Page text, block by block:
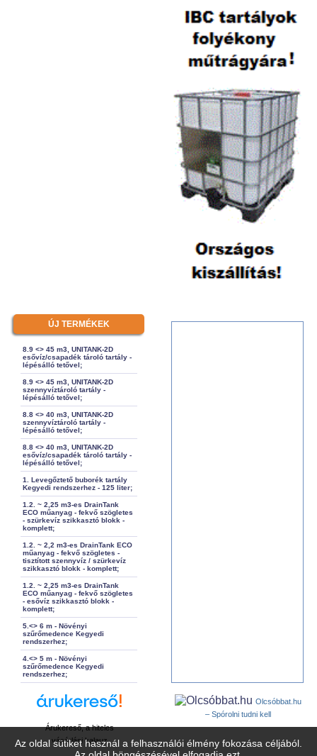
Az oldal sütiket használ a felhasználói élmény fokozása céljából.
ÚJ TERMÉKEK
8.9 <> 45 m3, UNITANK-2D
esővíz/csapadék tároló tartály -
lépésálló tetővel;
8.9 <> 45 m3, UNITANK-2D
szennyvíztároló tartály -
lépésálló tetővel;
8.8 <> 40 m3, UNITANK-2D
szennyvíztároló tartály -
lépésálló tetővel;
8.8 <> 40 m3, UNITANK-2D
esővíz/csapadék tároló tartály -
lépésálló tetővel;
1. Levegőztető buborék tartály
Kegyedi rendszerhez - 125 liter;
1.2. ~ 2,25 m3-es DrainTank
ECO műanyag - fekvő szögletes
- szürkevíz szikkasztó blokk -
komplett;
1.2. ~ 2,2 m3-es DrainTank ECO
műanyag - fekvő szögletes -
tisztított szennyvíz / szürkevíz
szikkasztó blokk - komplett;
1.2. ~ 2,25 m3-es DrainTank
ECO műanyag - fekvő szögletes
- esővíz szikkasztó blokk -
komplett;
5.<> 6 m - Növényi
szűrőmedence Kegyedi
rendszerhez;
4.<> 5 m - Növényi
szűrőmedence Kegyedi
rendszerhez;
Árukereső, a hiteles
vásárlási kalauz
Olcsóbbat.hu
– Spórolni tudni kell